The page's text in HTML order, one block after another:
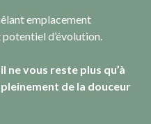
emplacement
d’évolution.
ne vous reste plus qu’à
de la douceur